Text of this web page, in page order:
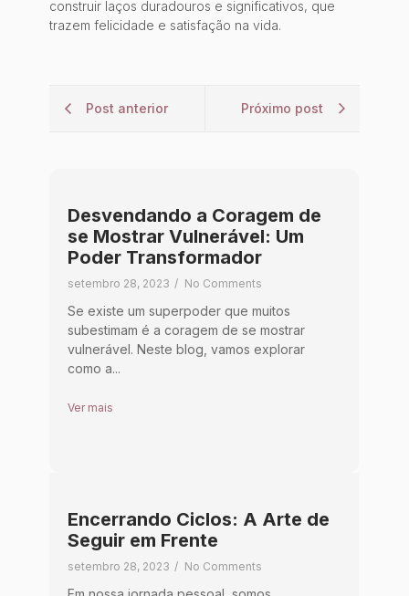
construir laços duradouros e significativos, que
trazem felicidade e satisfação na vida.
Post anterior Próximo post
Desvendando a Coragem de
se Mostrar Vulnerável: Um
Poder Transformador
setembro 28, 2023 / No Comments
Se existe um superpoder que muitos
subestimam é a coragem de se mostrar
vulnerável. Neste blog, vamos explorar
como a...
Ver mais
Encerrando Ciclos: A Arte de
Seguir em Frente
setembro 28, 2023 / No Comments